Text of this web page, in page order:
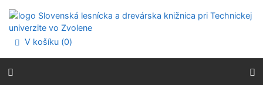
Prejsť na menu
Prehlásenie o webovej prístupnosti
V košíku (0)